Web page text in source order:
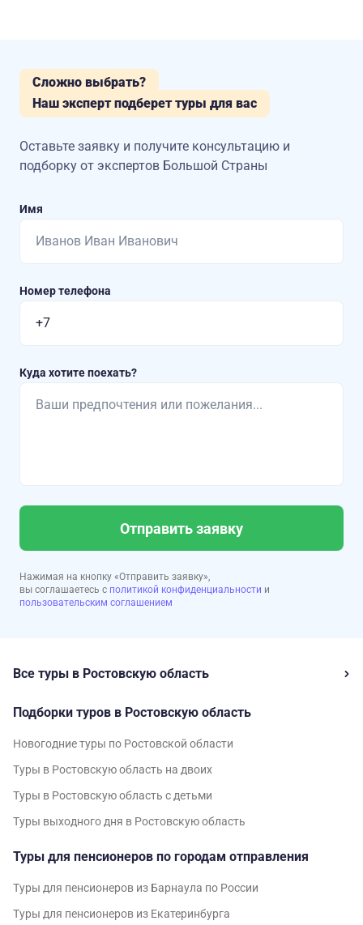
Сложно выбрать?
Наш эксперт подберет туры для вас
Оставьте заявку и получите консультацию и
подборку от экспертов Большой Страны
Имя
Номер телефона
Куда хотите поехать?
Отправить заявку
Нажимая на кнопку «Отправить заявку»,
вы соглашаетесь с политикой конфиденциальности и
пользовательским соглашением
Все туры в Ростовскую область
Подборки туров в Ростовскую область
Новогодние туры по Ростовской области
Туры в Ростовскую область на двоих
Туры в Ростовскую область с детьми
Туры выходного дня в Ростовскую область
Туры для пенсионеров по городам отправления
Туры для пенсионеров из Барнаула по России
Туры для пенсионеров из Екатеринбурга